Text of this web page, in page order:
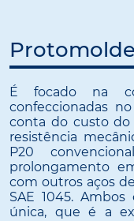
É focado na
confeccionadas
conta do custo do
resistência
P20
prolongamento
com outros aços
SAE 1045.
única, que é a